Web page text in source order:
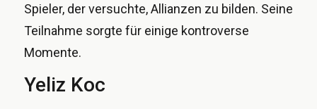
Spieler, der versuchte, Allianzen zu bilden. Seine
Teilnahme sorgte für einige kontroverse
Momente.
Yeliz Koc